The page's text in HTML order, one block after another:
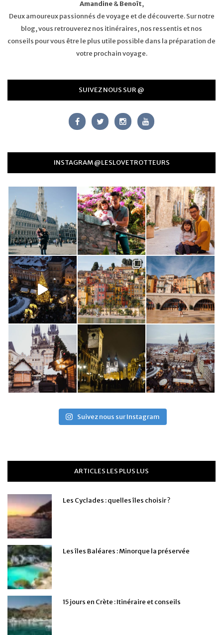
Amandine&Benoît,
Deux amoureux passionnés de voyage et de découverte. Sur notre
blog, vous retrouverez nos itinéraires, nos ressentis et nos
conseils pour vous être le plus utile possible dans la préparation de
votre prochain voyage.
SUIVEZ NOUS SUR @
INSTAGRAM @LESLOVETROTTEURS
Suivez nous sur Instagram
ARTICLES LES PLUS LUS
Les Cyclades : quelles îles choisir ?
Les îles Baléares : Minorque la préservée
15 jours en Crète : Itinéraire et conseils